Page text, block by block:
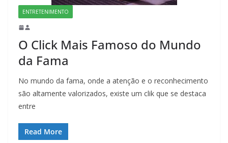
ENTRETENIMENTO
O Click Mais Famoso do Mundo
da Fama
No mundo da fama, onde a atenção e o reconhecimento
são altamente valorizados, existe um clik que se destaca
entre
Read More